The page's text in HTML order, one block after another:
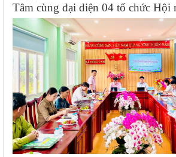
Tâm cùng đại diện 04 tổ chức Hội